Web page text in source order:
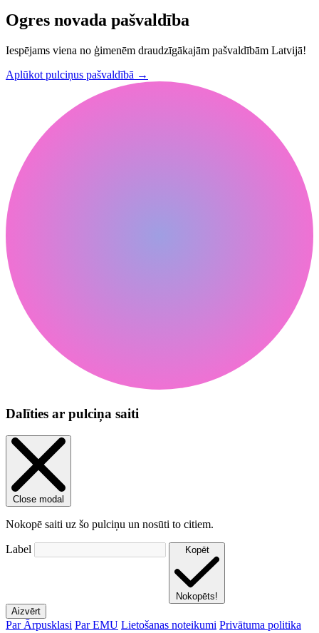
Ogres novada pašvaldība
Iespējams viena no ģimenēm draudzīgākajām pašvaldībām Latvijā!
Aplūkot pulciņus pašvaldībā →
Dalīties ar pulciņa saiti
Close modal
Nokopē saiti uz šo pulciņu un nosūti to citiem.
Label Kopēt
Nokopēts!
Aizvērt
Par Ārpusklasi Par EMU Lietošanas noteikumi Privātuma politika